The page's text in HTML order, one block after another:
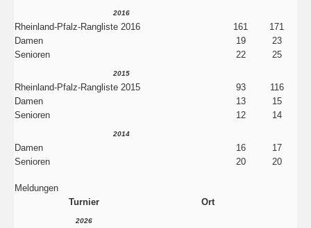
2016
Rheinland-Pfalz-Rangliste 2016 161
171
Damen
19
23
Senioren
22 25
2015
Rheinland-Pfalz-Rangliste 2015 93
116
Damen
13
15
Senioren
12 14
2014
Damen 16
17
Senioren
20 20
Meldungen
Turnier
Ort
2026